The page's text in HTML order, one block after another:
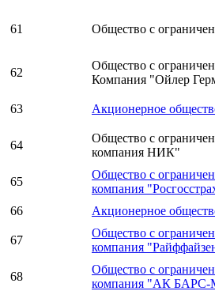
61 Общество с
62
Общество с
Компания "Ойлер
63 Акционерное
64
Общество с
компания НИК"
65
Общество с
компания
66 Акционерное
67
Общество с
компания
68
Общество с
компания "АК БАРС-